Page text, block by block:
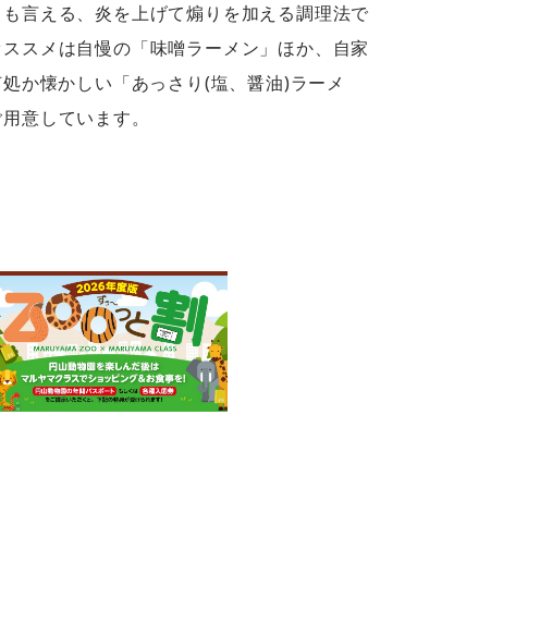
言える、炎を上げて煽りを加える調理法で
スメは自慢の「味噌ラーメン」ほか、自家
か懐かしい「あっさり(塩、醤油)ラーメ
意しています。